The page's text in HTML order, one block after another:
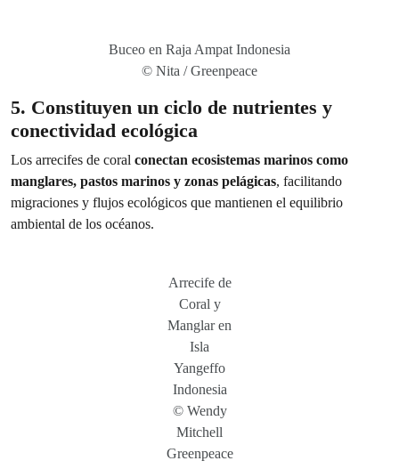
Buceo en Raja Ampat Indonesia
© Nita / Greenpeace
5. Constituyen un ciclo de nutrientes y
conectividad ecológica
Los arrecifes de coral conectan ecosistemas marinos como
manglares, pastos marinos y zonas pelágicas, facilitando
migraciones y flujos ecológicos que mantienen el equilibrio
ambiental de los océanos.
Arrecife de
Coral y
Manglar en
Isla
Yangeffo
Indonesia
© Wendy
Mitchell
Greenpeace